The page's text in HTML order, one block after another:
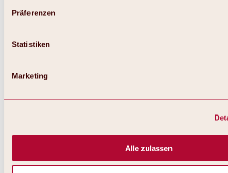
Präferenzen
Statistiken
Marketing
Alle zulassen
Alles zu Skifahren & Snowboarden | Skigebiete
Skigebiet Hochoetz